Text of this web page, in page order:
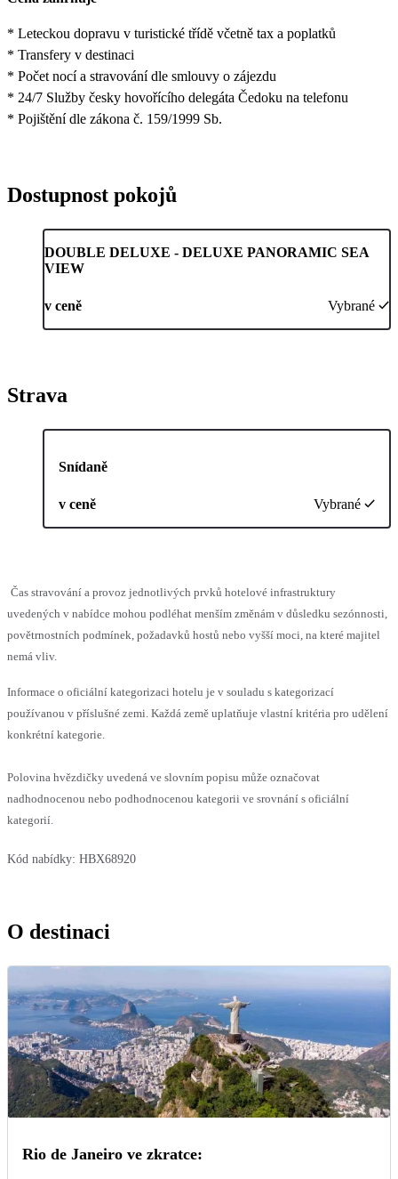
* Leteckou dopravu v turistické třídě včetně tax a poplatků
* Transfery v destinaci
* Počet nocí a stravování dle smlouvy o zájezdu
* 24/7 Služby česky hovořícího delegáta Čedoku na telefonu
* Pojištění dle zákona č. 159/1999 Sb.
Dostupnost pokojů
DOUBLE DELUXE - DELUXE PANORAMIC SEA
VIEW
v ceně Vybrané
Strava
Snídaně
v ceně Vybrané
Čas stravování a provoz jednotlivých prvků hotelové infrastruktury
uvedených v nabídce mohou podléhat menším změnám v důsledku sezónnosti,
povětrnostních podmínek, požadavků hostů nebo vyšší moci, na které majitel
nemá vliv.
Informace o oficiální kategorizaci hotelu je v souladu s kategorizací
používanou v příslušné zemi. Každá země uplatňuje vlastní kritéria pro udělení
konkrétní kategorie.
Polovina hvězdičky uvedená ve slovním popisu může označovat
nadhodnocenou nebo podhodnocenou kategorii ve srovnání s oficiální
kategorií.
Kód nabídky: HBX68920
O destinaci
Rio de Janeiro ve zkratce: